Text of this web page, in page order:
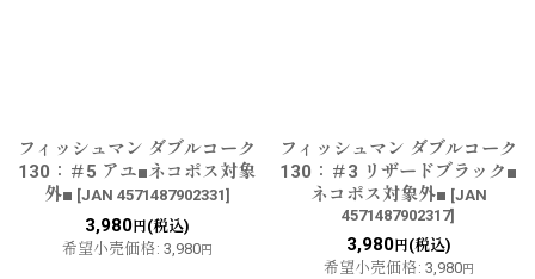
フィッシュマン ダブルコーク
130：＃5 アユ■ネコポス対象
外■ [JAN 4571487902331]
3,980円(税込)
希望小売価格: 3,980円
フィッシュマン ダブルコーク
130：＃3 リザードブラック■
ネコポス対象外■ [JAN
4571487902317]
3,980円(税込)
希望小売価格: 3,980円